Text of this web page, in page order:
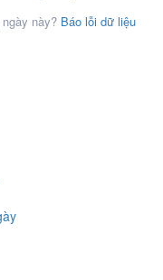
này? Báo lỗi dữ liệu